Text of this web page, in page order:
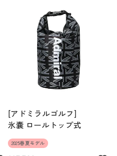
Inseam length 59cm
Rise length 24cm
[アドミラルゴルフ]
氷嚢 ロールトップ式
2025春夏モデル